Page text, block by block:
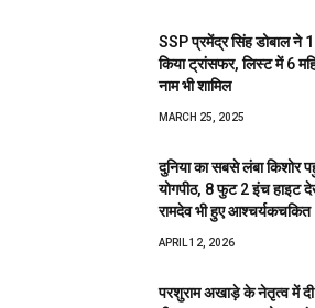
SSP प्रमेंद्र सिंह डोबाल ने
किया ट्रांसफर, लिस्ट में 6
नाम भी शामिल
MARCH 25, 2025
दुनिया का सबसे लंबा किशोर
योगपीठ, 8 फुट 2 इंच हाइट
रामदेव भी हुए आश्चर्यकचकित
APRIL 12, 2026
परशुराम अखाड़े के नेतृत्व में